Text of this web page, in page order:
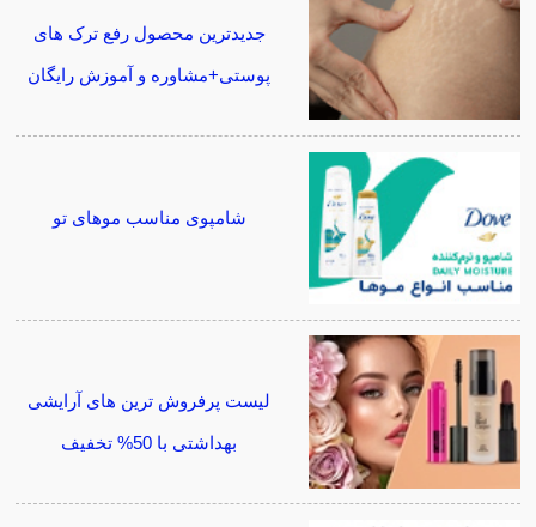
جدیدترین محصول رفع ترک های
پوستی+مشاوره و آموزش رایگان
شامپوی مناسب موهای تو
لیست پرفروش ترین های آرایشی
بهداشتی با 50% تخفیف